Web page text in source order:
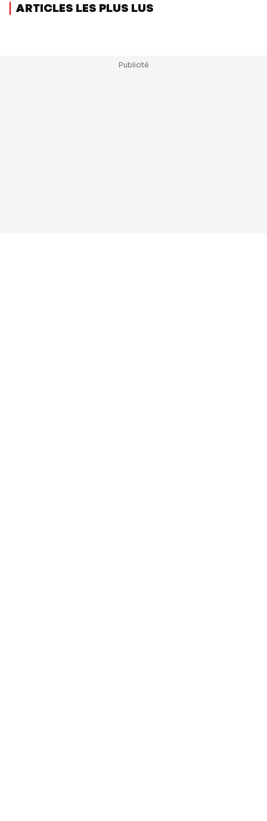
ARTICLES LES PLUS LUS